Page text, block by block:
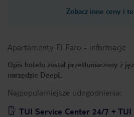
Zobacz inne ceny i
Apartamenty El Faro - informacje
Opis hotelu został przetłumaczony z
narzędzie DeepL
Najpopularniejsze udogodnienia:
TUI Service Center 24/7 + TUI